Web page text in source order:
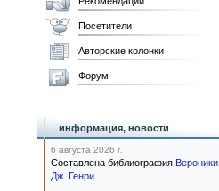
Посетители
Авторские колонки
Форум
информация, новости
6 августа 2026 г.
Составлена библиография Вероники
Дж. Генри